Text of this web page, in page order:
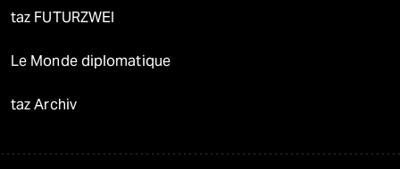
taz FUTURZWEI
Le Monde diplomatique
taz Archiv